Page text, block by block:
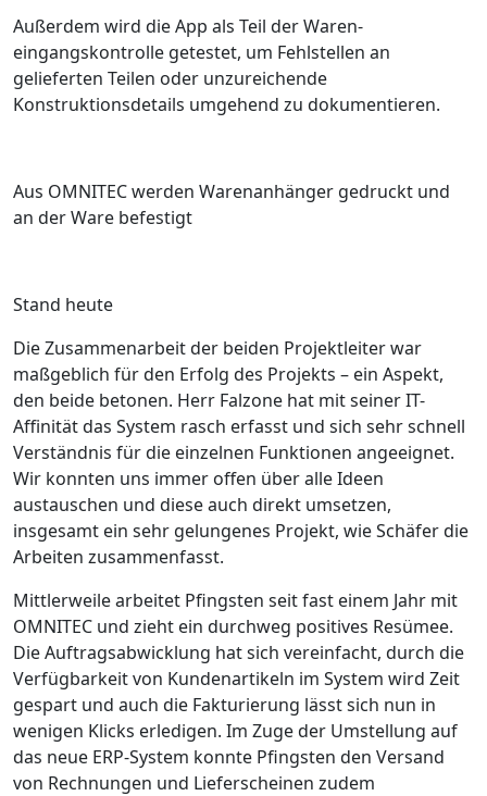
Außerdem wird die App als Teil der Waren­
eingangskontrolle getestet, um Fehlstellen an
gelieferten Teilen oder unzureichende
Konstruktionsdetails umgehend zu dokumentieren.
Aus OMNITEC werden Warenanhänger gedruckt und
an der Ware befestigt
Stand heute
Die Zusammenarbeit der beiden Projektleiter war
maßgeblich für den Erfolg des Projekts – ein Aspekt,
den beide betonen. Herr Falzone hat mit seiner IT-
Affinität das System rasch erfasst und sich sehr schnell
Verständnis für die einzelnen Funktionen angeeignet.
Wir konnten uns immer offen über alle Ideen
austauschen und diese auch direkt ­umsetzen,
insgesamt ein sehr gelungenes Projekt, wie Schäfer die
Arbeiten zusammenfasst.
Mittlerweile arbeitet Pfingsten seit fast einem Jahr mit
OMNITEC und zieht ein durchweg positives Resümee.
Die Auftragsabwicklung hat sich vereinfacht, durch die
Verfügbarkeit von Kundenartikeln im ­System wird Zeit
gespart und auch die Fakturierung lässt sich nun in
wenigen Klicks erledigen. Im Zuge der Umstellung auf
das neue ERP-System konnte Pfingsten den Versand
von Rechnungen und Lieferscheinen zudem